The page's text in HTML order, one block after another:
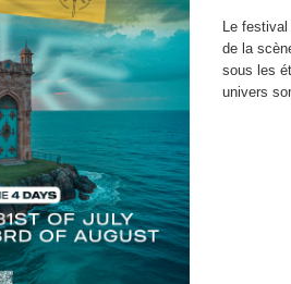
Le
de la
sous les
univers